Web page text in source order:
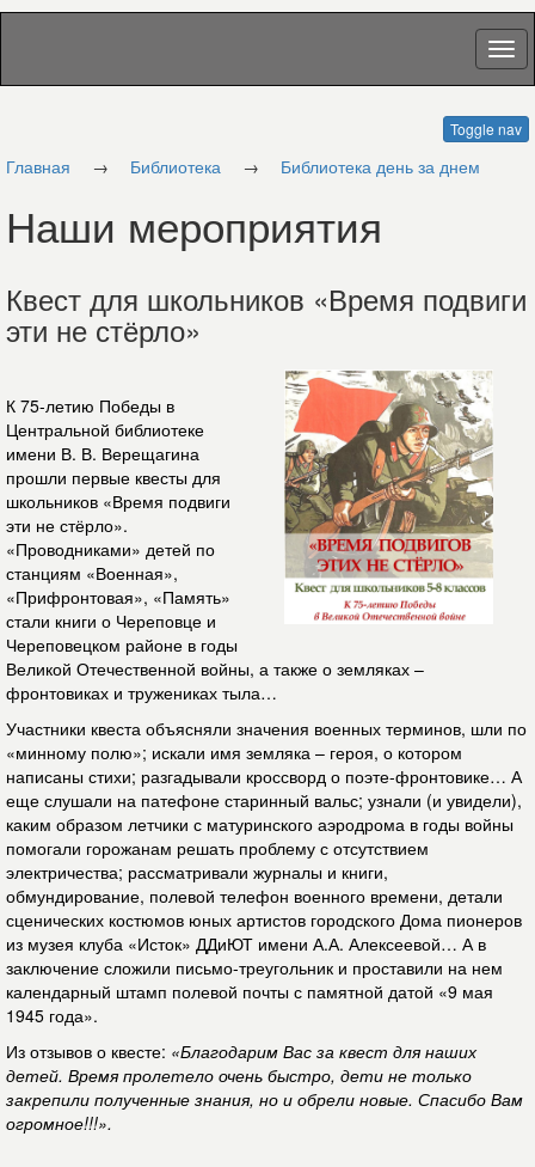
Toggle nav
Главная → Библиотека → Библиотека день за днем
Наши мероприятия
Квест для школьников «Время подвиги
эти не стёрло»
К 75-летию Победы в
Центральной библиотеке
имени В. В. Верещагина
прошли первые квесты для
школьников «Время подвиги
эти не стёрло».
«Проводниками» детей по
станциям «Военная»,
«Прифронтовая», «Память»
стали книги о Череповце и
Череповецком районе в годы
Великой Отечественной войны, а также о земляках –
фронтовиках и тружениках тыла…
Участники квеста объясняли значения военных терминов, шли по
«минному полю»; искали имя земляка – героя, о котором
написаны стихи; разгадывали кроссворд о поэте-фронтовике… А
еще слушали на патефоне старинный вальс; узнали (и увидели),
каким образом летчики с матуринского аэродрома в годы войны
помогали горожанам решать проблему с отсутствием
электричества; рассматривали журналы и книги,
обмундирование, полевой телефон военного времени, детали
сценических костюмов юных артистов городского Дома пионеров
из музея клуба «Исток» ДДиЮТ имени А.А. Алексеевой… А в
заключение сложили письмо-треугольник и проставили на нем
календарный штамп полевой почты с памятной датой «9 мая
1945 года».
Из отзывов о квесте: «Благодарим Вас за квест для наших
детей. Время пролетело очень быстро, дети не только
закрепили полученные знания, но и обрели новые. Спасибо Вам
огромное!!!».